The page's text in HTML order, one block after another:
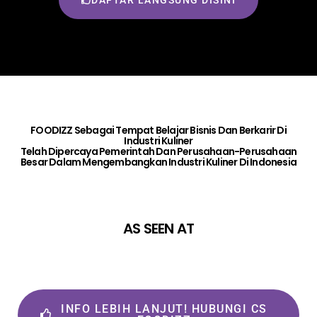
FOODIZZ Sebagai Tempat Belajar Bisnis Dan Berkarir Di
Industri Kuliner
Telah Dipercaya Pemerintah Dan Perusahaan-Perusahaan
Besar Dalam Mengembangkan Industri Kuliner Di Indonesia
AS SEEN AT
INFO LEBIH LANJUT! HUBUNGI CS